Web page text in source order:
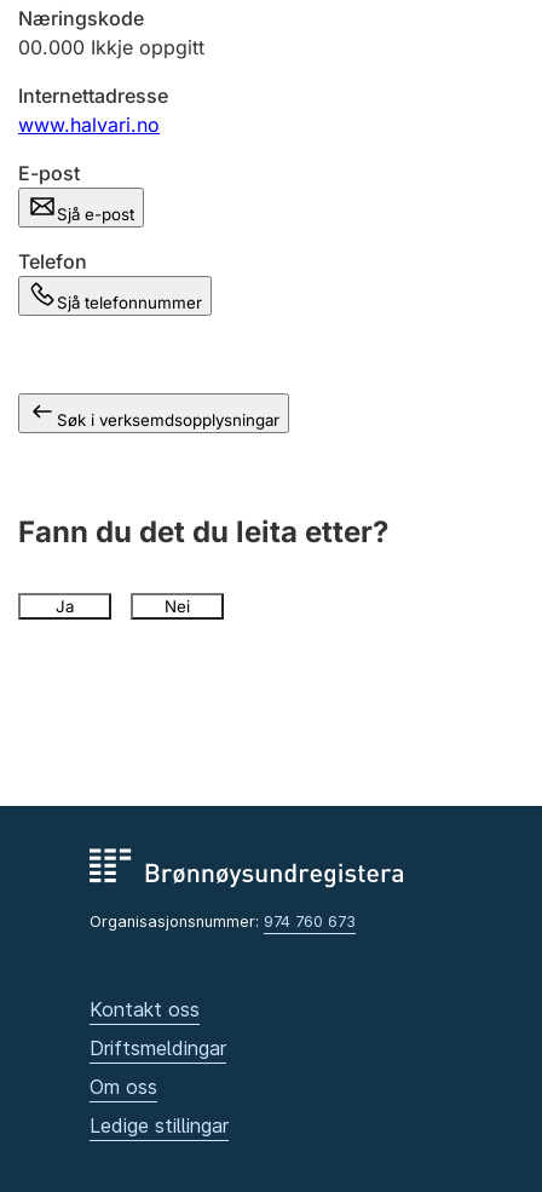
Andre tema
Næringskode
00.000 Ikkje oppgitt
Internettadresse
www.halvari.no
E-post
Sjå e-post
Telefon
Sjå telefonnummer
Søk i verksemdsopplysningar
Fann du det du leita etter?
Ja Nei
Organisasjonsnummer: 974 760 673
Kontakt oss
Driftsmeldingar
Om oss
Ledige stillingar